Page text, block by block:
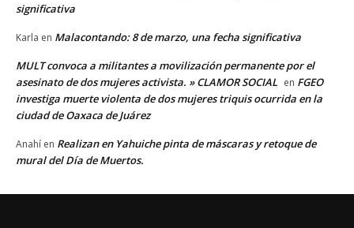
significativa
Karla en Malacontando: 8 de marzo, una fecha significativa
MULT convoca a militantes a movilización permanente por el
asesinato de dos mujeres activista. » CLAMOR SOCIAL en FGEO
investiga muerte violenta de dos mujeres triquis ocurrida en la
ciudad de Oaxaca de Juárez
Anahí en Realizan en Yahuiche pinta de máscaras y retoque de
mural del Día de Muertos.